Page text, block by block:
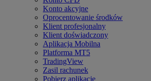
Konto akcyjne
Oprocentowanie środków
Klient profesjonalny
Klient doświadczony
Aplikacja Mobilna
Platforma MT5
TradingView
Zasil rachunek
Pobierz aplikację